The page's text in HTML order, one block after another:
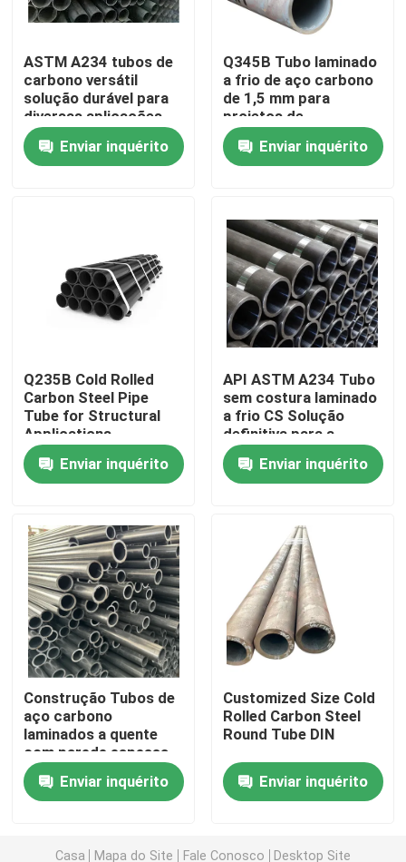
Produtos
Sobre nós
Controle de qualidade
Solicite um orçamento
Placas de metal de aço inoxidável
Tubulação de aço inoxidável do tubo
bobina de aço inoxidável
Perfil de aço inoxidável
ASTM A234 tubos de
carbono versátil
solução durável para
diversas aplicações
Enviar inquérito
Q345B Tubo laminado
a frio de aço carbono
de 1,5 mm para
projetos de
engenharia
Enviar inquérito
Q235B Cold Rolled
Carbon Steel Pipe
Tube for Structural
Applications
Enviar inquérito
API ASTM A234 Tubo
sem costura laminado
a frio CS Solução
definitiva para a
indústria
Enviar inquérito
Construção Tubos de
aço carbono
laminados a quente
com parede espessa
Enviar inquérito
Customized Size Cold
Rolled Carbon Steel
Round Tube DIN
Enviar inquérito
Casa Mapa do Site Fale Conosco Desktop Site